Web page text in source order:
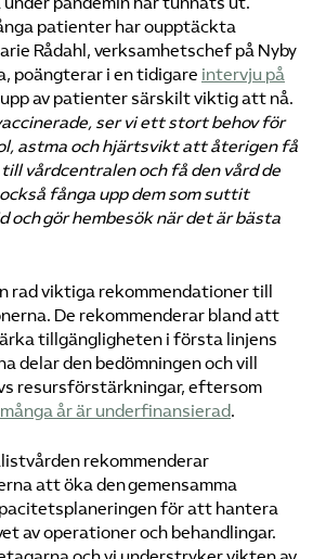
patienter har oupptäckta
Rådahl, verksamhetschef på Nyby
poängterar i en tidigare intervju på
av patienter särskilt viktig att nå.
ser vi ett stort behov för
astma och hjärtsvikt att återigen få
vårdcentralen och få den vård de
fånga upp dem som suttit
och gör hembesök när det är bästa
rad viktiga rekommendationer till
De rekommenderar bland att
tillgängligheten i första linjens
delar den bedömningen och vill
resursförstärkningar, eftersom
år är underfinansierad.
rekommenderar
att öka den gemensamma
för att hantera
av operationer och behandlingar.